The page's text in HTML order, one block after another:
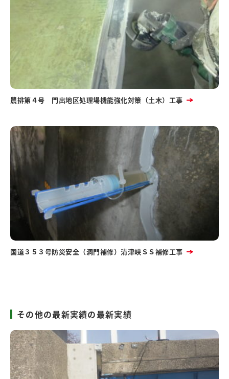
農排第４号 門出地区処理場機能強化対策（土木）工事
国道３５３号防災安全（洞門補修）清津峡ＳＳ補修工事
その他の最新実績の最新実績